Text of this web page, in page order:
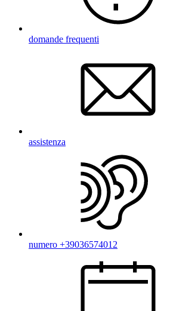
domande frequenti
assistenza
numero +39036574012